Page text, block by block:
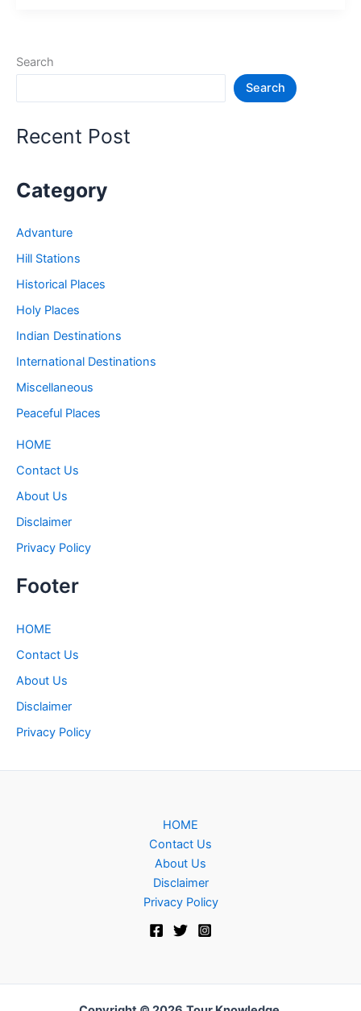
जगह
in
Search
Search
Recent Post
Category
Advanture
Hill Stations
Historical Places
Holy Places
Indian Destinations
International Destinations
Miscellaneous
Peaceful Places
HOME
Contact Us
About Us
Disclaimer
Privacy Policy
Footer
HOME
Contact Us
About Us
Disclaimer
Privacy Policy
HOME
Contact Us
About Us
Disclaimer
Privacy Policy